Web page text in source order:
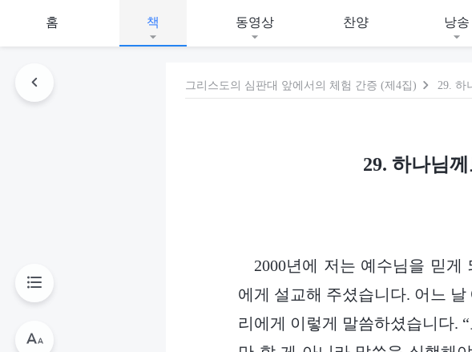
홈 책 동영상 찬양 낭송
그리스도의 심판대 앞에서의 체험 간증 (제4집) 29. 하
29. 하나님
2000년에 저는 예수님을 믿게
에게 설교해 주셨습니다. 어느
리에게 이렇게 말씀하셨습니다.